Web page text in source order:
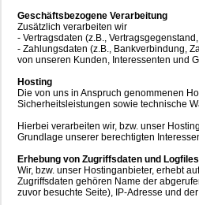
Geschäftsbezogene Verarbeitung
Zusätzlich verarbeiten wir
- Vertragsdaten (z.B.,
- Zahlungsdaten (z.B., Bankverbindung,
von unseren Kunden, Interessenten und
Hosting
Die von uns in Anspruch genommenen
Sicherheitsleistungen sowie technische
Hierbei verarbeiten wir, bzw. unser
Grundlage unserer berechtigten
Erhebung von Zugriffsdaten und Logfiles
Wir, bzw. unser Hostinganbieter, erhebt
Zugriffsdaten gehören Name der
zuvor besuchte Seite), IP-Adresse und